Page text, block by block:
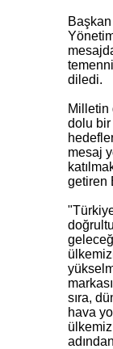
diledi.
Milletin
dolu bir
mesaj
getiren
sıra,
hava